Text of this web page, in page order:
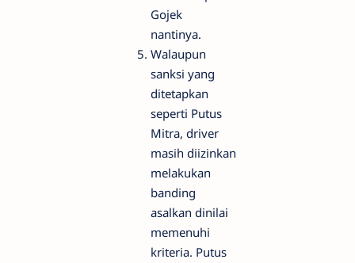
Gojek
nantinya.
Walaupun
sanksi yang
ditetapkan
seperti Putus
Mitra, driver
masih diizinkan
melakukan
banding
asalkan dinilai
memenuhi
kriteria. Putus